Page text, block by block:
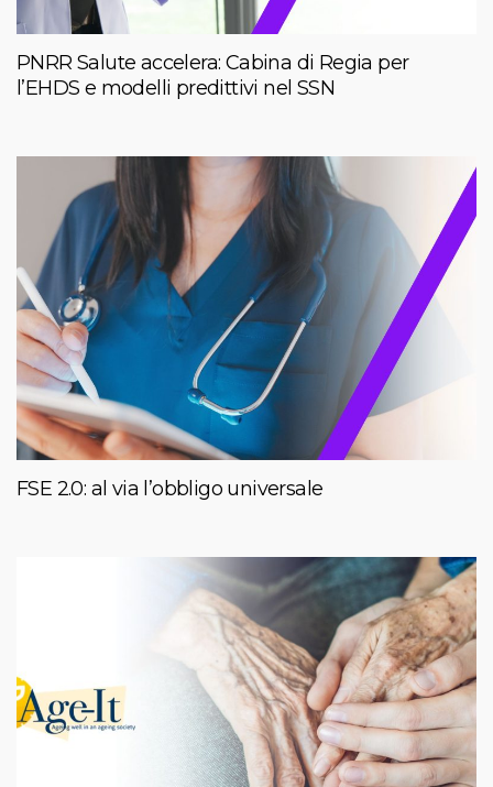
PNRR Salute accelera: Cabina di Regia per
l’EHDS e modelli predittivi nel SSN
FSE 2.0: al via l’obbligo universale